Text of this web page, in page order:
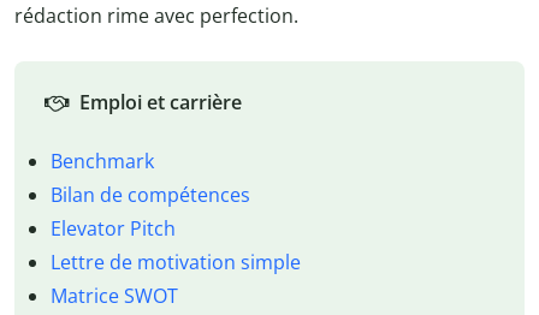
rédaction rime avec perfection.
Emploi et carrière
Benchmark
Bilan de compétences
Elevator Pitch
Lettre de motivation simple
Matrice SWOT